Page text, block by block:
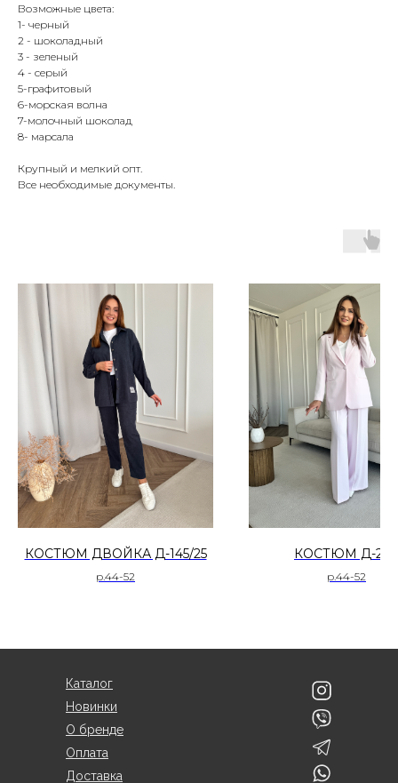
Возможные цвета:
1- черный
2 - шоколадный
3 - зеленый
4 - серый
5-графитовый
6-морская волна
7-молочный шоколад
8- марсала
Крупный и мелкий опт.
Все необходимые документы.
КОСТЮМ ДВОЙКА Д-145/25
р.44-52
КОСТЮМ Д-244
р.44-52
Оплата
Доставка
Новинки
О бренде
Каталог